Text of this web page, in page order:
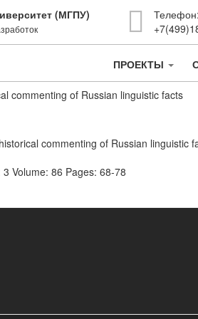
(МГПУ)
ПРОЕКТЫ
commenting of Russian linguistic facts
commenting of Russian linguistic
Volume: 86 Pages: 68-78